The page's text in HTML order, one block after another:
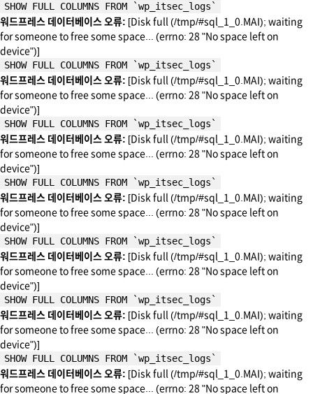
SHOW FULL COLUMNS FROM `wp_itsec_logs`
워드프레스 데이터베이스 오류: [Disk full (/tmp/#sql_1_0.MAI); waiting
for someone to free some space... (errno: 28 "No space left on
device")]
SHOW FULL COLUMNS FROM `wp_itsec_logs`
워드프레스 데이터베이스 오류: [Disk full (/tmp/#sql_1_0.MAI); waiting
for someone to free some space... (errno: 28 "No space left on
device")]
SHOW FULL COLUMNS FROM `wp_itsec_logs`
워드프레스 데이터베이스 오류: [Disk full (/tmp/#sql_1_0.MAI); waiting
for someone to free some space... (errno: 28 "No space left on
device")]
SHOW FULL COLUMNS FROM `wp_itsec_logs`
워드프레스 데이터베이스 오류: [Disk full (/tmp/#sql_1_0.MAI); waiting
for someone to free some space... (errno: 28 "No space left on
device")]
SHOW FULL COLUMNS FROM `wp_itsec_logs`
워드프레스 데이터베이스 오류: [Disk full (/tmp/#sql_1_0.MAI); waiting
for someone to free some space... (errno: 28 "No space left on
device")]
SHOW FULL COLUMNS FROM `wp_itsec_logs`
워드프레스 데이터베이스 오류: [Disk full (/tmp/#sql_1_0.MAI); waiting
for someone to free some space... (errno: 28 "No space left on
device")]
SHOW FULL COLUMNS FROM `wp_itsec_logs`
워드프레스 데이터베이스 오류: [Disk full (/tmp/#sql_1_0.MAI); waiting
for someone to free some space... (errno: 28 "No space left on